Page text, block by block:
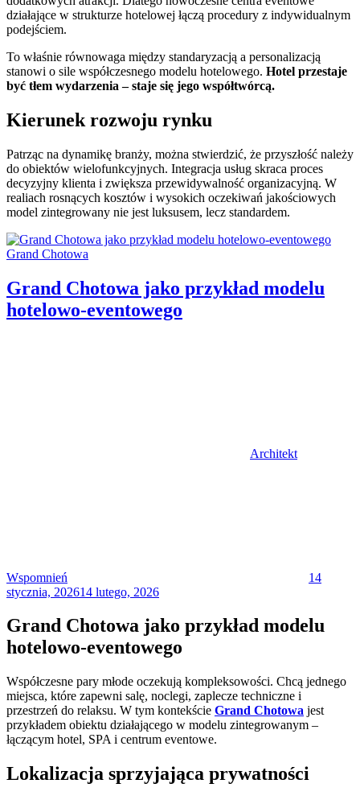
działające w strukturze hotelowej łączą procedury z indywidualnym
podejściem.
To właśnie równowaga między standaryzacją a personalizacją
stanowi o sile współczesnego modelu hotelowego. Hotel przestaje
być tłem wydarzenia – staje się jego współtwórcą.
Kierunek rozwoju rynku
Patrząc na dynamikę branży, można stwierdzić, że przyszłość należy
do obiektów wielofunkcyjnych. Integracja usług skraca proces
decyzyjny klienta i zwiększa przewidywalność organizacyjną. W
realiach rosnących kosztów i wysokich oczekiwań jakościowych
model zintegrowany nie jest luksusem, lecz standardem.
Categories:
Grand Chotowa
Grand Chotowa jako przykład modelu
hotelowo-eventowego
Architekt
Wspomnień
14
stycznia, 202614 lutego, 2026
Grand Chotowa jako przykład modelu
hotelowo-eventowego
Współczesne pary młode oczekują kompleksowości. Chcą jednego
miejsca, które zapewni salę, noclegi, zaplecze techniczne i
przestrzeń do relaksu. W tym kontekście Grand Chotowa jest
przykładem obiektu działającego w modelu zintegrowanym –
łączącym hotel, SPA i centrum eventowe.
Lokalizacja sprzyjająca prywatności